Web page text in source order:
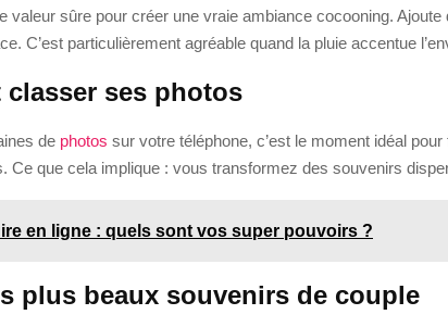
valeur sûre pour créer une vraie ambiance cocooning.
C’est particulièrement agréable quand la pluie accentue
classer ses photos
de photos sur votre téléphone, c’est le moment idéal
Ce que cela implique : vous transformez des souvenirs
en ligne : quels sont vos super pouvoirs ?
plus beaux souvenirs de couple